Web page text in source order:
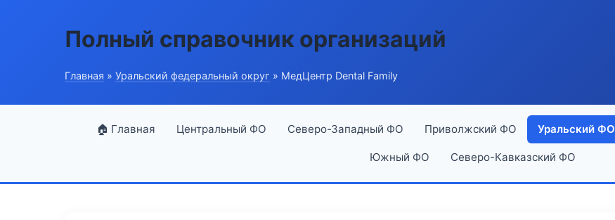
Полный справочник организаций
Главная » Уральский федеральный округ » МедЦентр Dental Family
🏠 Главная Центральный ФО Северо-Западный ФО Приволжский ФО Уральский ФО
Южный ФО Северо-Кавказский ФО